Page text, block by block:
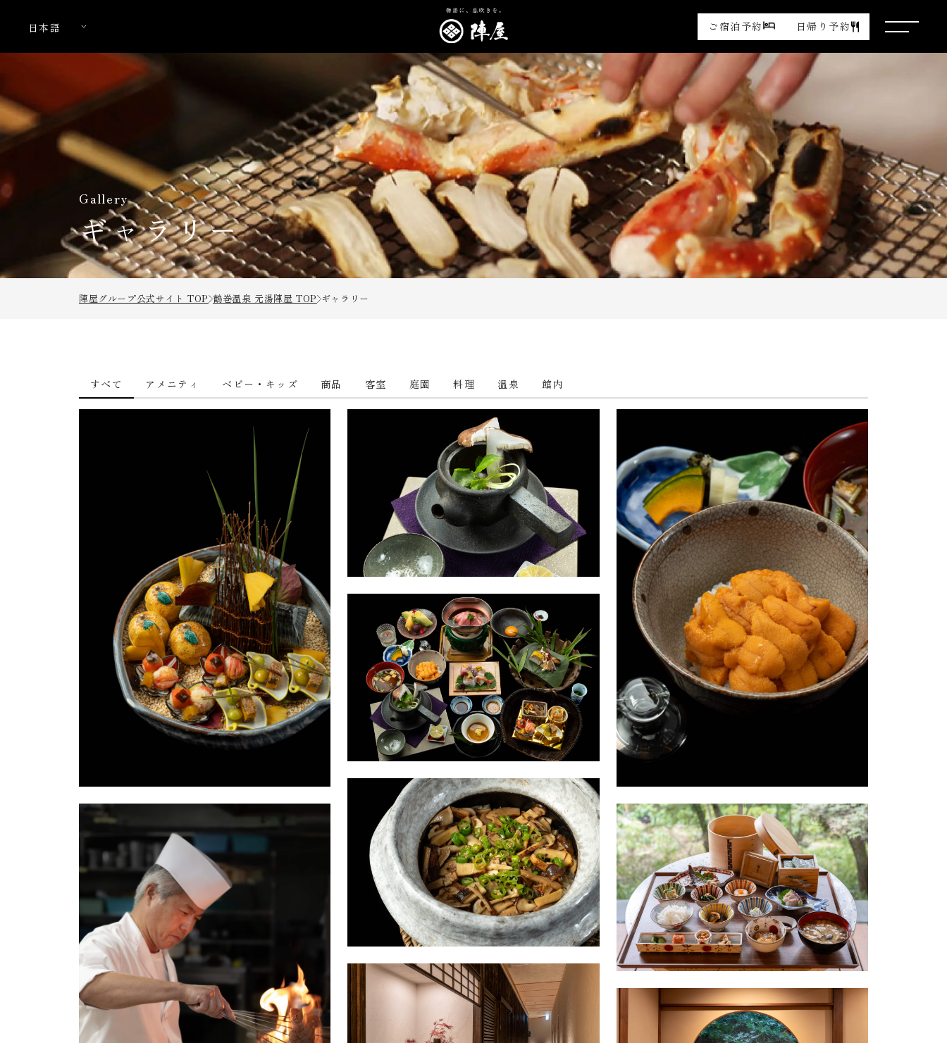
ご宿泊予約 日帰り予約
Gallery
ギャラリー
陣屋グループ公式サイト TOP 鶴巻温泉 元湯陣屋 TOP ギャラリー
すべて アメニティ ベビー・キッズ 商品 客室 庭園 料理 温泉 館内